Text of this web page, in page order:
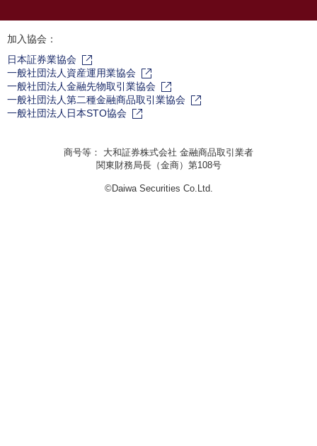
加入協会：
日本証券業協会
一般社団法人資産運用業協会
一般社団法人金融先物取引業協会
一般社団法人第二種金融商品取引業協会
一般社団法人日本STO協会
商号等： 大和証券株式会社 金融商品取引業者
関東財務局長（金商）第108号
©Daiwa Securities Co.Ltd.